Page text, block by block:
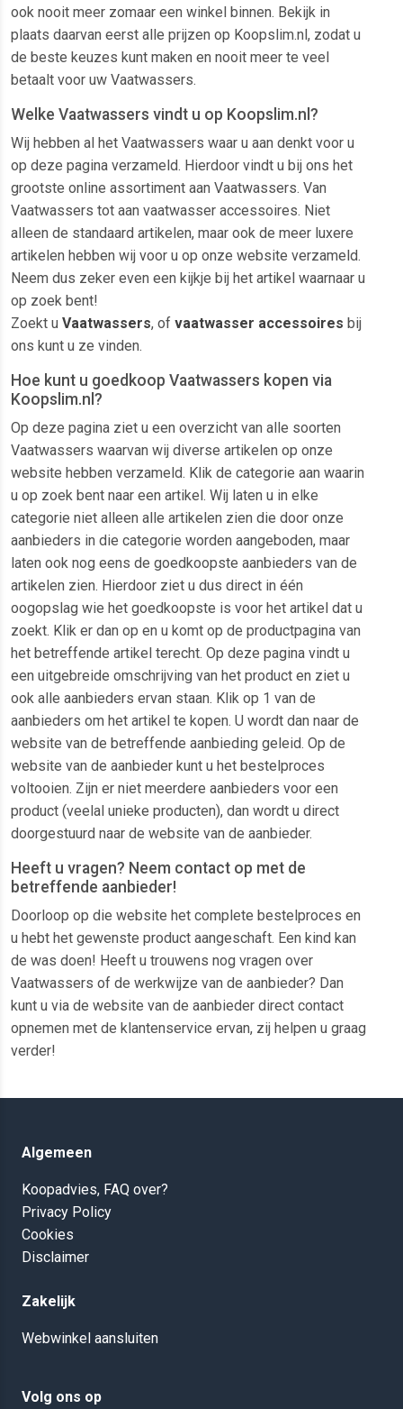
ook nooit meer zomaar een winkel binnen. Bekijk in
plaats daarvan eerst alle prijzen op Koopslim.nl, zodat u
de beste keuzes kunt maken en nooit meer te veel
betaalt voor uw Vaatwassers.
Welke Vaatwassers vindt u op Koopslim.nl?
Wij hebben al het Vaatwassers waar u aan denkt voor u
op deze pagina verzameld. Hierdoor vindt u bij ons het
grootste online assortiment aan Vaatwassers. Van
Vaatwassers tot aan vaatwasser accessoires. Niet
alleen de standaard artikelen, maar ook de meer luxere
artikelen hebben wij voor u op onze website verzameld.
Neem dus zeker even een kijkje bij het artikel waarnaar u
op zoek bent!
Zoekt u Vaatwassers, of vaatwasser accessoires bij
ons kunt u ze vinden.
Hoe kunt u goedkoop Vaatwassers kopen via
Koopslim.nl?
Op deze pagina ziet u een overzicht van alle soorten
Vaatwassers waarvan wij diverse artikelen op onze
website hebben verzameld. Klik de categorie aan waarin
u op zoek bent naar een artikel. Wij laten u in elke
categorie niet alleen alle artikelen zien die door onze
aanbieders in die categorie worden aangeboden, maar
laten ook nog eens de goedkoopste aanbieders van de
artikelen zien. Hierdoor ziet u dus direct in één
oogopslag wie het goedkoopste is voor het artikel dat u
zoekt. Klik er dan op en u komt op de productpagina van
het betreffende artikel terecht. Op deze pagina vindt u
een uitgebreide omschrijving van het product en ziet u
ook alle aanbieders ervan staan. Klik op 1 van de
aanbieders om het artikel te kopen. U wordt dan naar de
website van de betreffende aanbieding geleid. Op de
website van de aanbieder kunt u het bestelproces
voltooien. Zijn er niet meerdere aanbieders voor een
product (veelal unieke producten), dan wordt u direct
doorgestuurd naar de website van de aanbieder.
Heeft u vragen? Neem contact op met de
betreffende aanbieder!
Doorloop op die website het complete bestelproces en
u hebt het gewenste product aangeschaft. Een kind kan
de was doen! Heeft u trouwens nog vragen over
Vaatwassers of de werkwijze van de aanbieder? Dan
kunt u via de website van de aanbieder direct contact
opnemen met de klantenservice ervan, zij helpen u graag
verder!
Algemeen
Koopadvies, FAQ over?
Privacy Policy
Cookies
Disclaimer
Zakelijk
Webwinkel aansluiten
Volg ons op